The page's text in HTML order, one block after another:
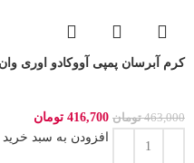
کرم آبرسان پمپی آووکادو اوری وان 300
463,000 تومان 416,700 تومان
افزودن به سبد خرید